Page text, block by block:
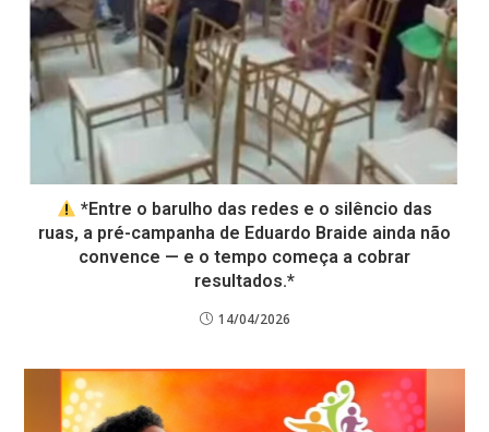
*Entre o barulho das redes e o silêncio das
ruas, a pré-campanha de Eduardo Braide ainda não
convence — e o tempo começa a cobrar
resultados.*
14/04/2026